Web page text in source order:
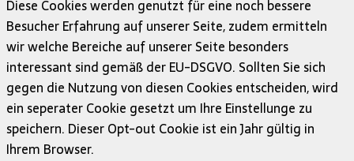
Diese Cookies werden genutzt für eine noch bessere
Besucher Erfahrung auf unserer Seite, zudem ermitteln
wir welche Bereiche auf unserer Seite besonders
interessant sind gemäß der EU-DSGVO. Sollten Sie sich
gegen die Nutzung von diesen Cookies entscheiden, wird
ein seperater Cookie gesetzt um Ihre Einstellunge zu
speichern. Dieser Opt-out Cookie ist ein Jahr gültig in
Ihrem Browser.